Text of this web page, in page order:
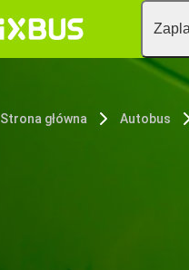
Strona główna Autobus